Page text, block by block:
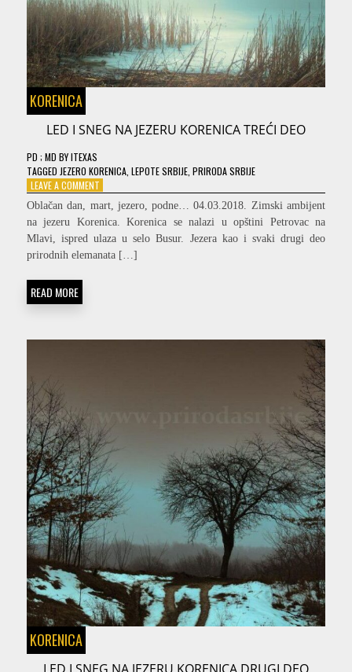
KORENICA
LED I SNEG NA JEZERU KORENICA TREĆI DEO
PD ; MD BYITEXAS
TAGGED JEZERO KORENICA LEPOTE SRBIJE PRIRODA SRBIJE
LEAVE A COMMENT
I
SNEG
NA
JEZERU
Oblačan dan, mart, jezero, podne… 04.03.2018. Zimski ambijent
na jezeru Korenica. Korenica se nalazi u opštini Petrovac na
Mlavi, ispred ulaza u selo Busur. Jezera kao i svaki drugi deo
prirodnih elemanata […]
READ MORE
KORENICA